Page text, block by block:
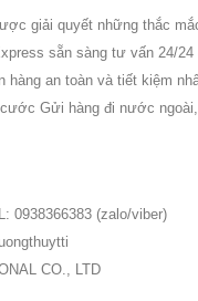
giải quyết những thắc
sẵn sàng tư vấn 24/
hàng an toàn và tiết kiệm
Gửi hàng đi nước
0938366383 (zalo/viber)
CO., LTD